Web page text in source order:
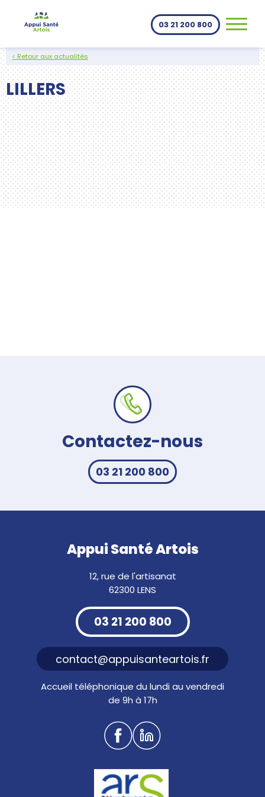
03 21 200 800
< Retour aux actualités
LILLERS
Contactez-nous
03 21 200 800
Appui Santé Artois
12, rue de l'artisanat
62300 LENS
03 21 200 800
contact@appuisanteartois.fr
Accueil téléphonique du lundi au vendredi
de 9h à 17h